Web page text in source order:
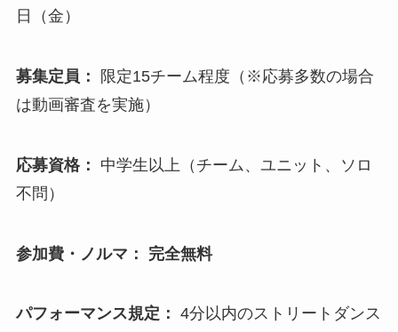
日（金）
募集定員：
限定15チーム程度（※応募多数の場合
は動画審査を実施）
応募資格：
中学生以上（チーム、ユニット、ソロ
不問）
参加費・ノルマ： 完全無料
パフォーマンス規定： 4分以内のストリートダンス